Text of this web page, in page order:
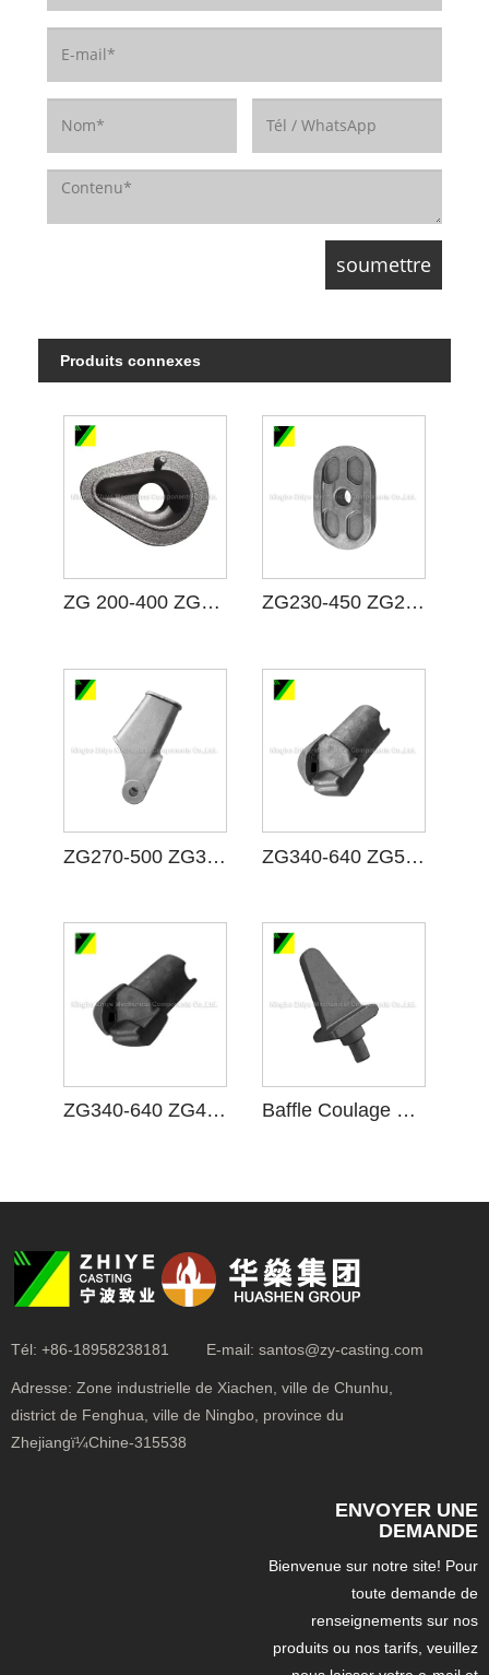
Produits connexes
ZG 200-400 ZG15 Coulage en acier en carbone ZG230-450 ZG25 CASTION D'ACIER DE CARBON
ZG270-500 ZG35 CASTION D'ACIER DE CARBON ZG340-640 ZG55 CASTION D'ACIER DE CARBON
ZG340-640 ZG45 CASTION D'ACIER DE CARBON Baffle Coulage en acier en carbone
Tél: +86-18958238181 E-mail: santos@zy-casting.com
Adresse: Zone industrielle de Xiachen, ville de Chunhu,
district de Fenghua, ville de Ningbo, province du
Zhejiangï¼Chine-315538
ENVOYER UNE
DEMANDE
Bienvenue sur notre site! Pour
toute demande de
renseignements sur nos
produits ou nos tarifs, veuillez